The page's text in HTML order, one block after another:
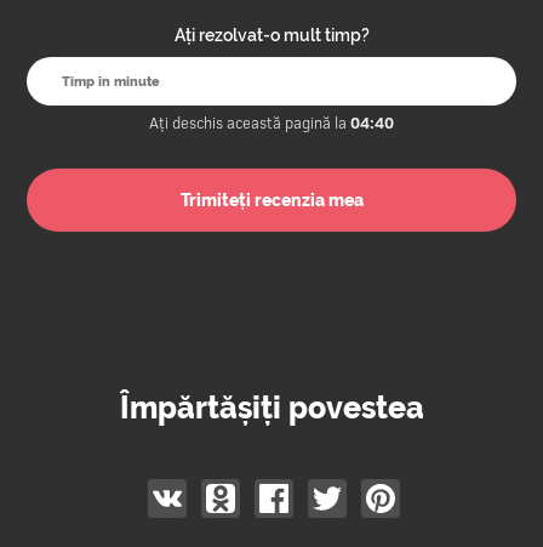
Ați rezolvat-o mult timp?
Ați deschis această pagină la 04:40
Împărtășiți povestea